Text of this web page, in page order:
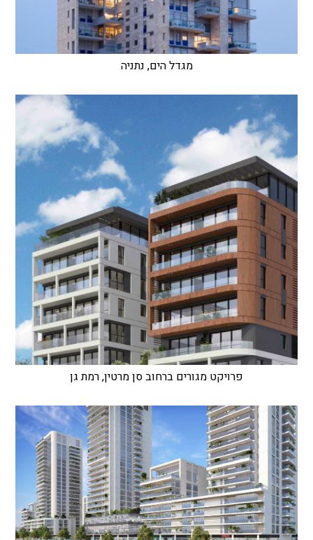
מגדל הים, נתניה
פרויקט מגורים ברחוב סן מרטין, רמת גן